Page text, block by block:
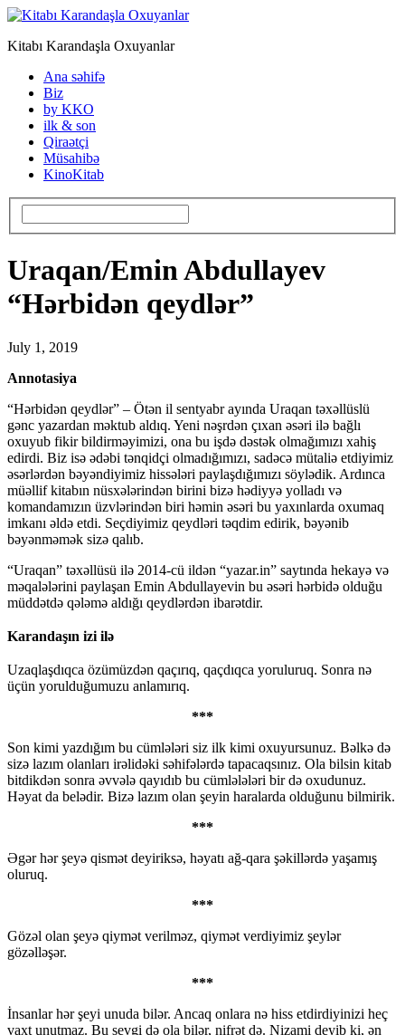
Kitabı Karandaşla Oxuyanlar
Ana səhifə
Biz
by KKO
ilk & son
Qiraətçi
Müsahibə
KinoKitab
Uraqan/Emin Abdullayev
“Hərbidən qeydlər”
July 1, 2019
Annotasiya
“Hərbidən qeydlər” – Ötən il sentyabr ayında Uraqan təxəllüslü
gənc yazardan məktub aldıq. Yeni nəşrdən çıxan əsəri ilə bağlı
oxuyub fikir bildirməyimizi, ona bu işdə dəstək olmağımızı xahiş
edirdi. Biz isə ədəbi tənqidçi olmadığımızı, sadəcə mütaliə etdiyimiz
əsərlərdən bəyəndiyimiz hissələri paylaşdığımızı söylədik. Ardınca
müəllif kitabın nüsxələrindən birini bizə hədiyyə yolladı və
komandamızın üzvlərindən biri həmin əsəri bu yaxınlarda oxumaq
imkanı əldə etdi. Seçdiyimiz qeydləri təqdim edirik, bəyənib
bəyənməmək sizə qalıb.
“Uraqan” təxəllüsü ilə 2014-cü ildən “yazar.in” saytında hekayə və
məqalələrini paylaşan Emin Abdullayevin bu əsəri hərbidə olduğu
müddətdə qələmə aldığı qeydlərdən ibarətdir.
Karandaşın izi ilə
Uzaqlaşdıqca özümüzdən qaçırıq, qaçdıqca yoruluruq. Sonra nə
üçün yorulduğumuzu anlamırıq.
***
Son kimi yazdığım bu cümlələri siz ilk kimi oxuyursunuz. Bəlkə də
sizə lazım olanları irəlidəki səhifələrdə tapacaqsınız. Ola bilsin kitab
bitdikdən sonra əvvələ qayıdıb bu cümlələləri bir də oxudunuz.
Həyat da belədir. Bizə lazım olan şeyin haralarda olduğunu bilmirik.
***
Əgər hər şeyə qismət deyiriksə, həyatı ağ-qara şəkillərdə yaşamış
oluruq.
***
Gözəl olan şeyə qiymət verilməz, qiymət verdiyimiz şeylər
gözəlləşər.
***
İnsanlar hər şeyi unuda bilər. Ancaq onlara nə hiss etdirdiyinizi heç
vaxt unutmaz. Bu sevgi də ola bilər, nifrət də. Nizami deyib ki, ən